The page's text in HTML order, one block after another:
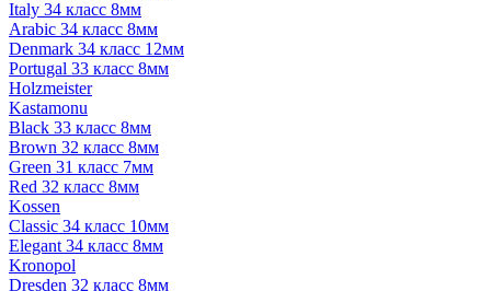
Italy 34 класс 8мм
Arabic 34 класс 8мм
Denmark 34 класс 12мм
Portugal 33 класс 8мм
Holzmeister
Kastamonu
Black 33 класс 8мм
Brown 32 класс 8мм
Green 31 класс 7мм
Red 32 класс 8мм
Kossen
Classic 34 класс 10мм
Elegant 34 класс 8мм
Kronopol
Dresden 32 класс 8мм